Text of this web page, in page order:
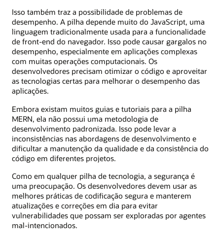
Isso também traz a possibilidade de problemas de
desempenho. A pilha depende muito do JavaScript, uma
linguagem tradicionalmente usada para a funcionalidade
de front-end do navegador. Isso pode causar gargalos no
desempenho, especialmente em aplicações complexas
com muitas operações computacionais. Os
desenvolvedores precisam otimizar o código e aproveitar
as tecnologias certas para melhorar o desempenho das
aplicações.
Embora existam muitos guias e tutoriais para a pilha
MERN, ela não possui uma metodologia de
desenvolvimento padronizada. Isso pode levar a
inconsistências nas abordagens de desenvolvimento e
dificultar a manutenção da qualidade e da consistência do
código em diferentes projetos.
Como em qualquer pilha de tecnologia, a segurança é
uma preocupação. Os desenvolvedores devem usar as
melhores práticas de codificação segura e manterem
atualizações e correções em dia para evitar
vulnerabilidades que possam ser exploradas por agentes
mal-intencionados.